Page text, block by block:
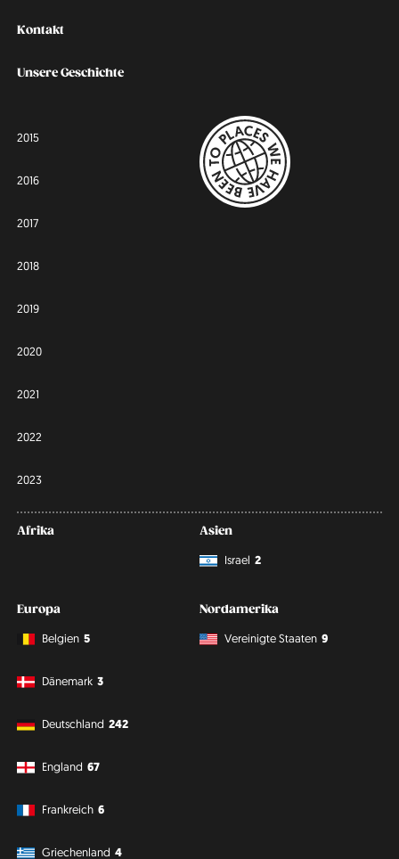
Kontakt
Unsere Geschichte
2015
2016
2017
2018
2019
2020
2021
2022
2023
Afrika
Asien
Israel 2
Europa
Belgien 5
Dänemark 3
Deutschland 242
England 67
Frankreich 6
Griechenland 4
Nordamerika
Vereinigte Staaten 9